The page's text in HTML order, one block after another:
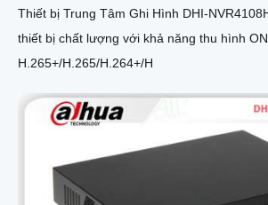
Thiết bị Trung Tâm Ghi Hình DHI-
thiết bị chất lượng với khả năng thu hình
H.265+/H.265/H.264+/H